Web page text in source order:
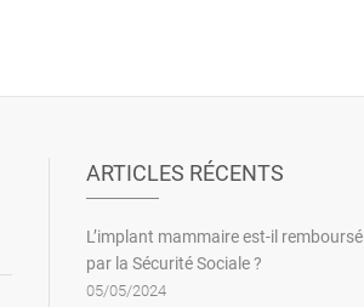
ARTICLES RÉCENTS
L’implant mammaire est-il remboursé
par la Sécurité Sociale ?
05/05/2024